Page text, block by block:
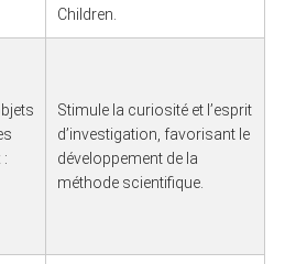
Children.
Stimule la curiosité et l’esprit
d’investigation, favorisant le
développement de la
méthode scientifique.